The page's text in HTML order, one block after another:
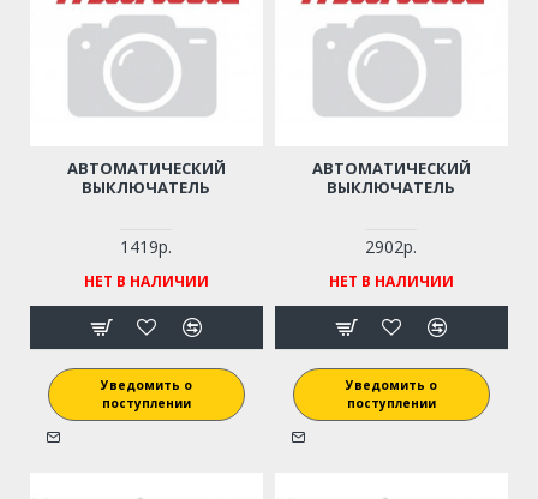
АВТОМАТИЧЕСКИЙ
ВЫКЛЮЧАТЕЛЬ
1419р.
НЕТ В НАЛИЧИИ
Уведомить о
поступлении
АВТОМАТИЧЕСКИЙ
ВЫКЛЮЧАТЕЛЬ
2902р.
НЕТ В НАЛИЧИИ
Уведомить о
поступлении